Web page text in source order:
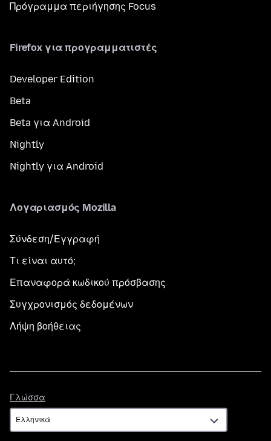
Πρόγραμμα περιήγησης Focus
Firefox για προγραμματιστές
Developer Edition
Beta
Beta για Android
Nightly
Nightly για Android
Λογαριασμός Mozilla
Σύνδεση/Εγγραφή
Τι είναι αυτό;
Επαναφορά κωδικού πρόσβασης
Συγχρονισμός δεδομένων
Λήψη βοήθειας
Γλώσσα